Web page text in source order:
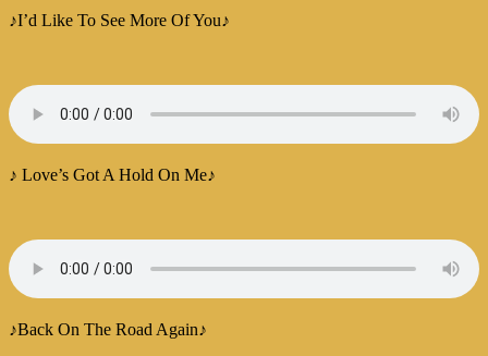
♪I’d Like To See More Of You♪
♪ Love’s Got A Hold On Me♪
♪Back On The Road Again♪